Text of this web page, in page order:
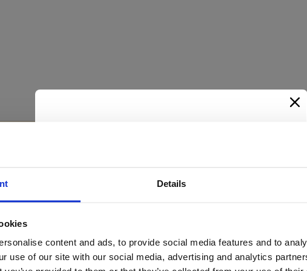
Details
content and ads, to provide social media features and to
use of our site with our social media, advertising and analytics
🌸 Имаш ли
gostiиAnn&Youте